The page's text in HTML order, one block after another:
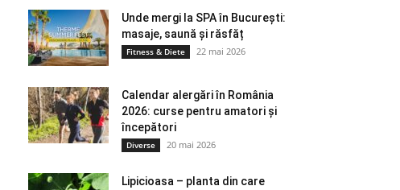
Unde mergi la SPA în București:
masaje, saună și răsfăț
Fitness & Diete 22 mai 2026
Calendar alergări în România
2026: curse pentru amatori și
începători
Diverse 20 mai 2026
Lipicioasa – planta din care